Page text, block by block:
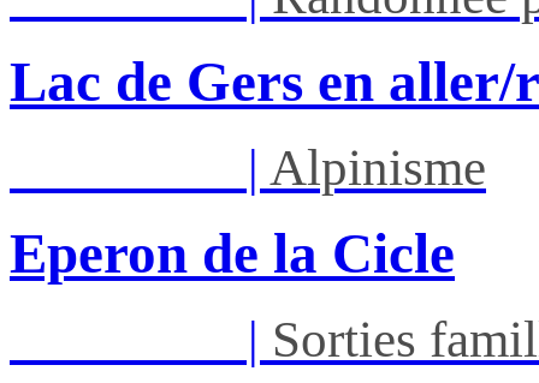
Lac de Gers en
| Alpinisme
Eperon de la Cicle
| Sorties